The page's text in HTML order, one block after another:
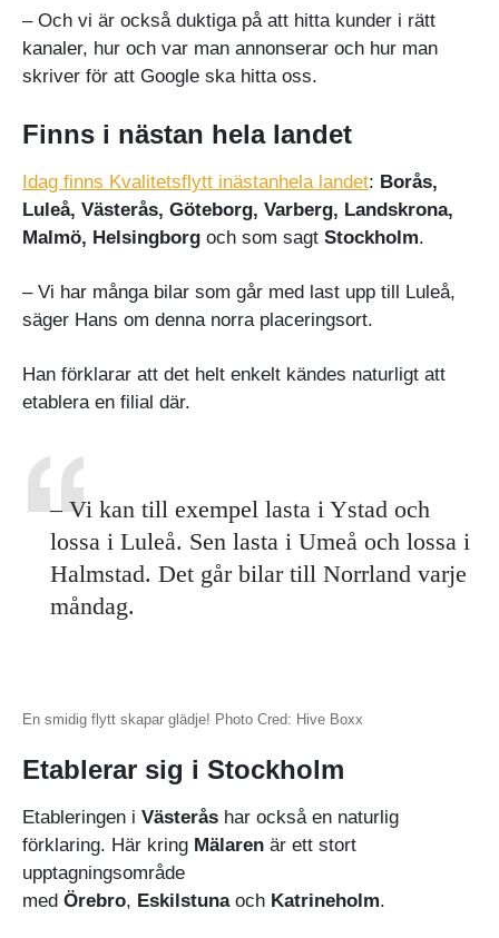
– Och vi är också duktiga på att hitta kunder i rätt
kanaler, hur och var man annonserar och hur man
skriver för att Google ska hitta oss.
Finns i nästan hela landet
Idag finns Kvalitetsflytt inästanhela landet: Borås,
Luleå, Västerås, Göteborg, Varberg, Landskrona,
Malmö, Helsingborg och som sagt Stockholm.
– Vi har många bilar som går med last upp till Luleå,
säger Hans om denna norra placeringsort.
Han förklarar att det helt enkelt kändes naturligt att
etablera en filial där.
– Vi kan till exempel lasta i Ystad och
lossa i Luleå. Sen lasta i Umeå och lossa i
Halmstad. Det går bilar till Norrland varje
måndag.
En smidig flytt skapar glädje! Photo Cred: Hive Boxx
Etablerar sig i Stockholm
Etableringen i Västerås har också en naturlig
förklaring. Här kring Mälaren är ett stort
upptagningsområde
med Örebro, Eskilstunaoch Katrineholm.